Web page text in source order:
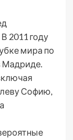
2011 году
мира по
Мадриде.
Софию,